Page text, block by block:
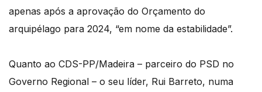
apenas após a aprovação do Orçamento do
arquipélago para 2024, “em nome da estabilidade”.
Quanto ao CDS-PP/Madeira – parceiro do PSD no
Governo Regional – o seu líder, Rui Barreto, numa